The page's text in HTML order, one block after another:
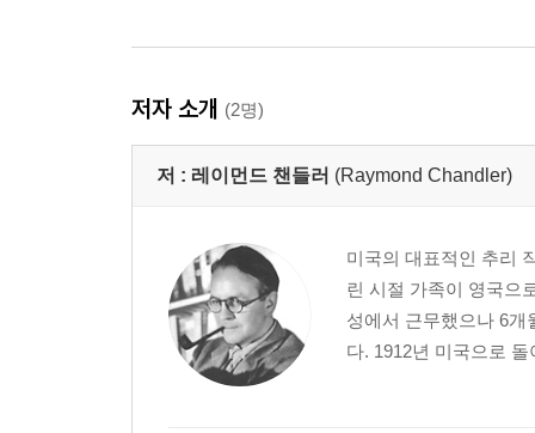
저자 소개 (2명)
저 : 레이먼드 챈들러 (Raymond Chandler)
미국의 대표적인 추리
린 시절 가족이 영국으
성에서 근무했으나 6
다. 1912년 미국으로